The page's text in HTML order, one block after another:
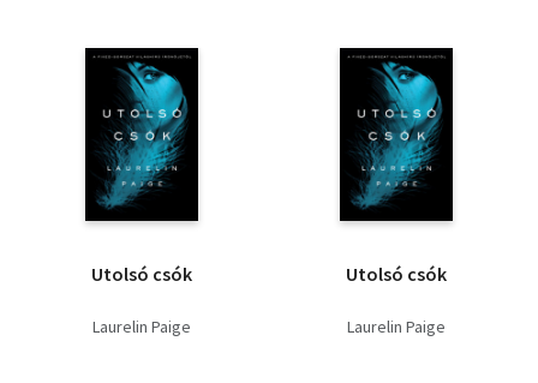
Utolsó csók
Laurelin Paige
Utolsó csók
Laurelin Paige